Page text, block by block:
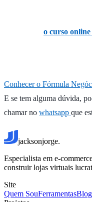
o curso
Conhecer o Fórmula
E se tem alguma dúvida,
chamar no whatsapp que
jacksonjorge.
Especialista em e-
construir lojas virtuais
Site
Quem SouFerramentasBlog